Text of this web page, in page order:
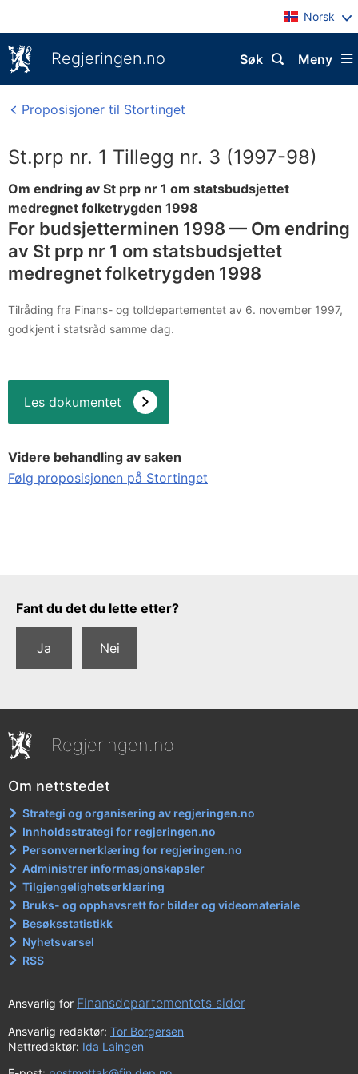
Norsk
Regjeringen.no Meny
Søk
Proposisjoner til Stortinget
St.prp nr. 1 Tillegg nr. 3 (1997-98)
Om endring av St prp nr 1 om statsbudsjettet
medregnet folketrygden 1998
For budsjetterminen 1998 — Om endring
av St prp nr 1 om statsbudsjettet
medregnet folketrygden 1998
Tilråding fra Finans- og tolldepartementet av 6. november 1997,
godkjent i statsråd samme dag.
Les dokumentet
Videre behandling av saken
Følg proposisjonen på Stortinget
Tilbakemeldingsskjema
Fant du det du lette etter?
Ja Nei
Regjeringen.no
Om nettstedet
Strategi og organisering av regjeringen.no
Innholdsstrategi for regjeringen.no
Personvernerklæring for regjeringen.no
Administrer informasjonskapsler
Tilgjengelighetserklæring
Bruks- og opphavsrett for bilder og videomateriale
Besøksstatistikk
Nyhetsvarsel
RSS
Ansvarlig for Finansdepartementets sider
Ansvarlig redaktør: Tor Borgersen
Nettredaktør: Ida Laingen